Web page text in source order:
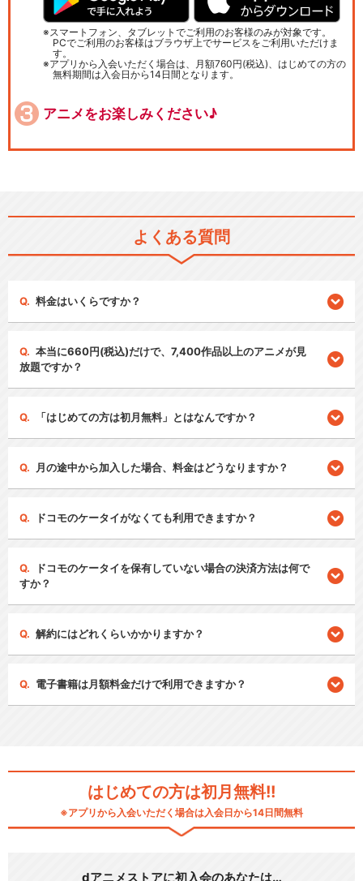
スマートフォン、タブレットでご利用のお客様のみが対象です。
PCでご利用のお客様はブラウザ上でサービスをご利用いただけま
す。
アプリから入会いただく場合は、月額760円(税込)、はじめての方の
無料期間は入会日から14日間となります。
アニメをお楽しみください♪
よくある質問
料金はいくらですか？
本当に660円(税込)だけで、7,400作品以上のアニメが見
放題ですか？
「はじめての方は初月無料」とはなんですか？
月の途中から加入した場合、料金はどうなりますか？
ドコモのケータイがなくても利用できますか？
ドコモのケータイを保有していない場合の決済方法は何で
すか？
解約にはどれくらいかかりますか？
電子書籍は月額料金だけで利用できますか？
はじめての方は初月無料!!
※アプリから入会いただく場合は入会日から14日間無料
dアニメストアに初入会のあなたは…